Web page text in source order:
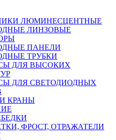
ЛЮМИНЕСЦЕНТНЫЕ
ЛИНЗОВЫЕ
ПАНЕЛИ
ТРУБКИ
ДЛЯ ВЫСОКИХ
ДЛЯ СВЕТОДИОДНЫХ
КРАНЫ
ФРОСТ, ОТРАЖАТЕЛИ